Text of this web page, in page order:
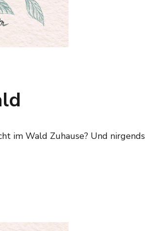
im Wald Zuhause? Und